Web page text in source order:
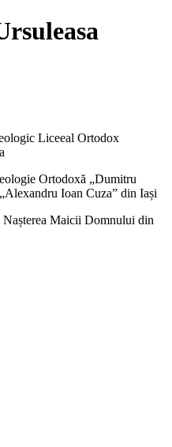
Liceeal Ortodox
Ortodoxă „Dumitru
Ioan Cuza” din Iași
Maicii Domnului din